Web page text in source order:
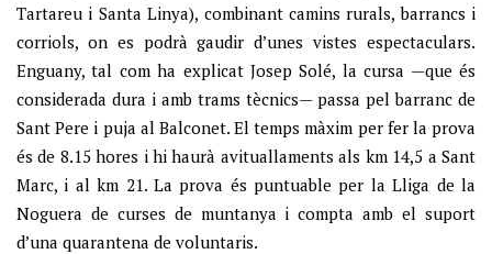
Tartareu i Santa Linya), combinant camins rurals, barrancs i
corriols, on es podrà gaudir d’unes vistes espectaculars.
Enguany, tal com ha explicat Josep Solé, la cursa —que és
considerada dura i amb trams tècnics— passa pel barranc de
Sant Pere i puja al Balconet. El temps màxim per fer la prova
és de 8.15 hores i hi haurà avituallaments als km 14,5 a Sant
Marc, i al km 21. La prova és puntuable per la Lliga de la
Noguera de curses de muntanya i compta amb el suport
d’una quarantena de voluntaris.